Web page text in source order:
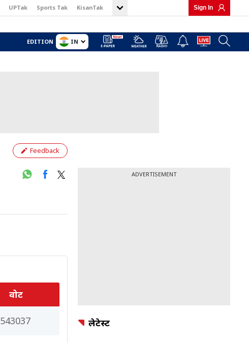
UPTak Sports Tak KisanTak Sign In
EDITION IN
Feedback
वोट
543037
ADVERTISEMENT
लेटेस्ट